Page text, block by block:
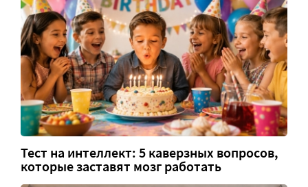
Тест на интеллект: 5 каверзных вопросов,
которые заставят мозг работать